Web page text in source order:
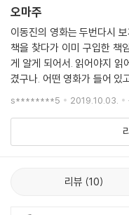
오마주
이동진의 영화는 두번다시
책을 찾다가 이미 구입한 책
게 알게 되어서. 읽어야지 읽
겼구나. 어떤 영화가 들어 있
이제 박찬욱의 세계로 들어
s********5 2019.10.03.
리뷰 10